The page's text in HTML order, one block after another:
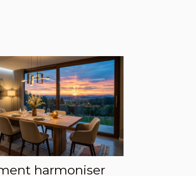
harmoniser